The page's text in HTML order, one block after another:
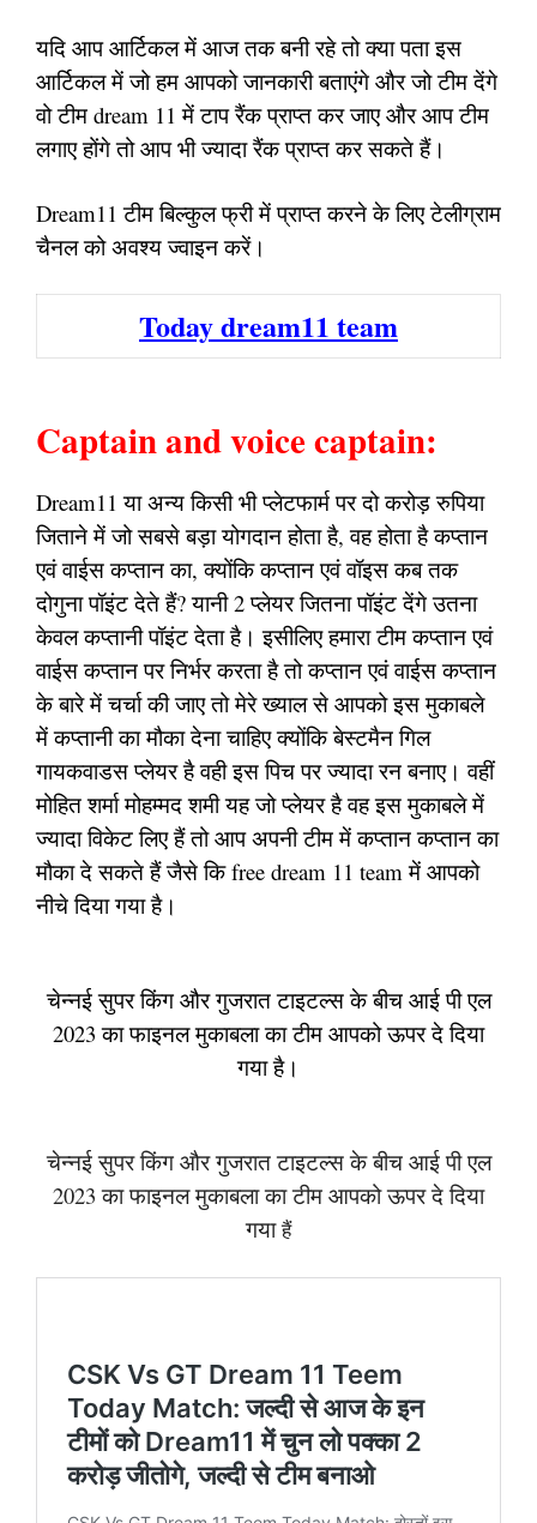
यदि आप आर्टिकल में आज तक बनी रहे तो क्या पता इस
आर्टिकल में जो हम आपको जानकारी बताएंगे और जो टीम देंगे
वो टीम dream 11 में टाप रैंक प्राप्त कर जाए और आप टीम
लगाए होंगे तो आप भी ज्यादा रैंक प्राप्त कर सकते हैं।
Dream11 टीम बिल्कुल फ्री में प्राप्त करने के लिए टेलीग्राम
चैनल को अवश्य ज्वाइन करें।
Today dream11 team
Captain and voice captain:
Dream11 या अन्य किसी भी प्लेटफार्म पर दो करोड़ रुपिया
जिताने में जो सबसे बड़ा योगदान होता है, वह होता है कप्तान
एवं वाईस कप्तान का, क्योंकि कप्तान एवं वॉइस कब तक
दोगुना पॉइंट देते हैं? यानी 2 प्लेयर जितना पॉइंट देंगे उतना
केवल कप्तानी पॉइंट देता है। इसीलिए हमारा टीम कप्तान एवं
वाईस कप्तान पर निर्भर करता है तो कप्तान एवं वाईस कप्तान
के बारे में चर्चा की जाए तो मेरे ख्याल से आपको इस मुकाबले
में कप्तानी का मौका देना चाहिए क्योंकि बेस्टमैन गिल
गायकवाडस प्लेयर है वही इस पिच पर ज्यादा रन बनाए। वहीं
मोहित शर्मा मोहम्मद शमी यह जो प्लेयर है वह इस मुकाबले में
ज्यादा विकेट लिए हैं तो आप अपनी टीम में कप्तान कप्तान का
मौका दे सकते हैं जैसे कि free dream 11 team में आपको
नीचे दिया गया है।
चेन्नई सुपर किंग और गुजरात टाइटल्स के बीच आई पी एल
2023 का फाइनल मुकाबला का टीम आपको ऊपर दे दिया
गया है।
चेन्नई सुपर किंग और गुजरात टाइटल्स के बीच आई पी एल
2023 का फाइनल मुकाबला का टीम आपको ऊपर दे दिया
गयाहैं